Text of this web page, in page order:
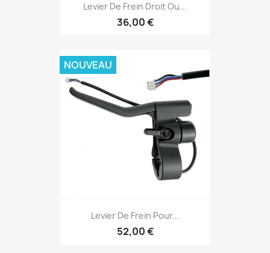
Levier De Frein Droit Ou...
36,00 €
Levier De Frein Pour...
52,00 €
NOUVEAU